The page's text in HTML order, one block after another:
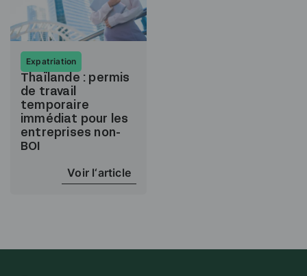
Expatriation
Thaïlande : permis
de travail
temporaire
immédiat pour les
entreprises non-
BOI
Voir l‘article